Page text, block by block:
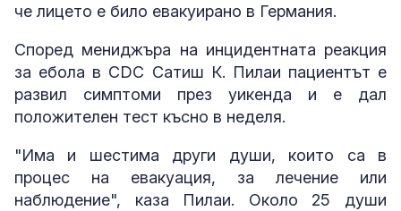
че лицето е било евакуирано в Германия.
Според мениджъра на инцидентната реакция
за ебола в CDC Сатиш К. Пилаи пациентът е
развил симптоми през уикенда и е дал
положителен тест късно в неделя.
"Има и шестима други души, които са в
процес на евакуация, за лечение или
наблюдение", каза Пилаи. Около 25 души